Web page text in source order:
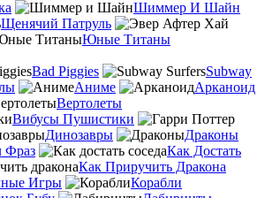
Шиммер И Шайн
Щенячий Патруль
Юные Титаны
Bad Piggies
Subway
Аниме
Арканоид
Вертолеты
Вибусы Пушистики
Динозавры
Драконы
Фраз
Как Достать
Как Приручить Дракона
Игры
Корабли